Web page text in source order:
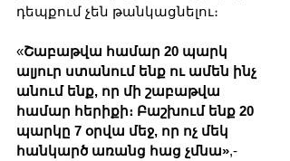
դեպքում չեն թանկացնելու։
«Շաբաթվա համար 20 պարկ
ալյուր ստանում ենք ու ամեն ինչ
անում ենք, որ մի շաբաթվա
համար հերիքի։ Բաշխում ենք 20
պարկը 7 օրվա մեջ, որ ոչ մեկ
հանկարծ առանց հաց չմնա»,-